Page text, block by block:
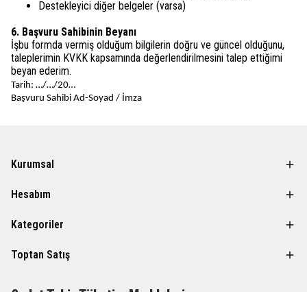
Destekleyici diğer belgeler (varsa)
6. Başvuru Sahibinin Beyanı
İşbu formda vermiş olduğum bilgilerin doğru ve güncel olduğunu,
taleplerimin KVKK kapsamında değerlendirilmesini talep ettiğimi
beyan ederim.
Tarih: …/…/20…
Başvuru Sahibi Ad-Soyad / İmza
Kurumsal
Hesabım
Kategoriler
Toptan Satış